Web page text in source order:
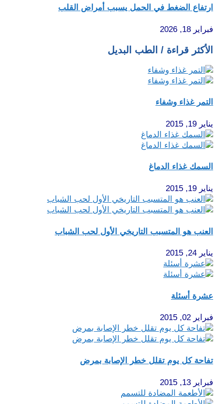
ارتفاع الضغط في الحمل يسبب أمراض القلب
فبراير 18, 2026
الأكثر قراءة / الطب البديل
التمر غذاء وشفاء
يناير 19, 2015
السمك غذاء الدماغ
يناير 19, 2015
العنب هو المتسبب التاريخي الأول لحب الشباب
يناير 24, 2015
عشرة أسئلة
فبراير 02, 2015
تفاحة كل يوم تقلل خطر الإصابة بمرض
فبراير 13, 2015